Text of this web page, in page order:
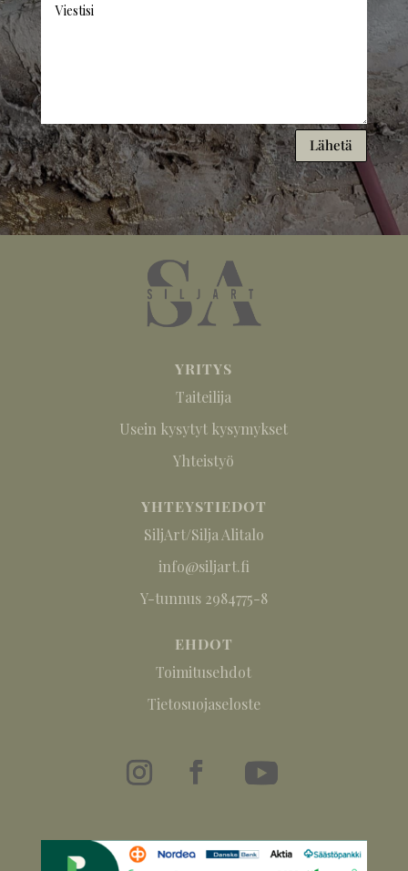
Lähetä
YRITYS
Taiteilija
Usein kysytyt kysymykset
Yhteistyö
YHTEYSTIEDOT
SiljArt/Silja Alitalo
info@siljart.fi
Y-tunnus 2984775-8
EHDOT
Toimitusehdot
Tietosuojaseloste